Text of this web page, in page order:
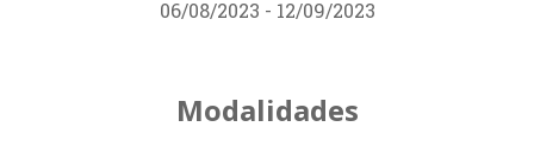
06/08/2023 - 12/09/2023
Modalidades